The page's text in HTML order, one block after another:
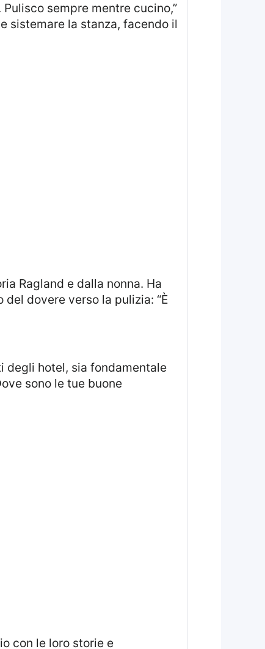
sistemare la stanza, facendo il
Ragland e dalla nonna. Ha
dovere verso la pulizia: “È
sono le tue buone